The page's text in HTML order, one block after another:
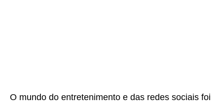
O mundo do entretenimento e das redes sociais foi